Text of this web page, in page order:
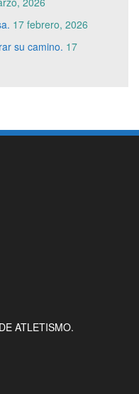
17 febrero, 2026
su camino. 17
ATLETISMO.